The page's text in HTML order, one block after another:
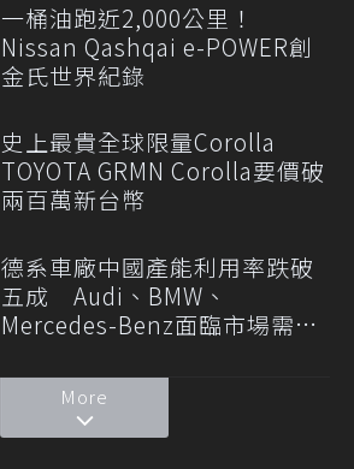
一桶油跑近2,000公里！
Nissan Qashqai e-POWER創
金氏世界紀錄
史上最貴全球限量Corolla
TOYOTA GRMN Corolla要價破
兩百萬新台幣
德系車廠中國產能利用率跌破
五成 Audi、BMW、
Mercedes-Benz面臨市場需求
More